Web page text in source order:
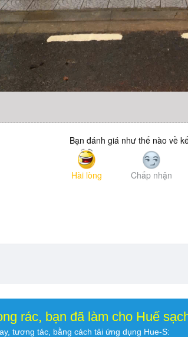
Bạn đánh giá như thế nào về
Hài lòng Chấp nhận
rác, bạn đã làm cho Huế
tương tác, bằng cách tải ứng dụng Hue-S: